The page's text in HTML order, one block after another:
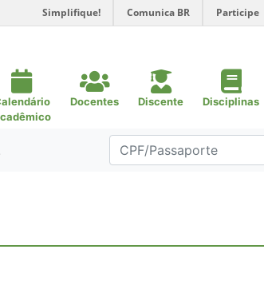
Simplifique! Comunica BR Participe
Docentes Discente Disciplinas